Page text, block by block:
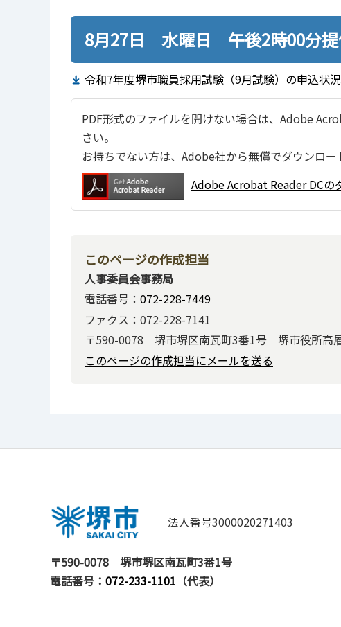
8月27日 水曜日 午後2時00分
令和7年度堺市職員採用試験（9月試験）の申込状
PDF形式のファイルを開けない場合は、Adobe
さい。
お持ちでない方は、Adobe社から無償でダウンロー
Adobe Acrobat Reader DCの
このページの作成担当
人事委員会事務局
電話番号： 072-228-7449
ファクス：072-228-7141
〒590-0078 堺市堺区南瓦町3番1号 堺市役所高
このページの作成担当にメールを送る
法人番号3000020271403
〒590-0078
堺市堺区南瓦町3番1号
電話番号： 072-233-1101 （代表）